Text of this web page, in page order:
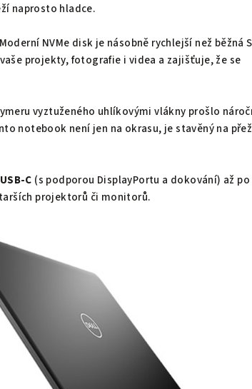
naprosto hladce.
Moderní NVMe disk je násobně rychlejší než běžná
projekty, fotografie i videa a zajišťuje, že se
vyztuženého uhlíkovými vlákny prošlo
notebook není jen na okrasu, je stavěný na
USB-C (s podporou DisplayPortu a dokování) až po
projektorů či monitorů.